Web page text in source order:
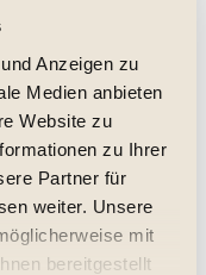
Anzeigen zu
Medien anbieten
Website zu
zu Ihrer
Partner für
weiter. Unsere
mit
bereitgestellt
2020
Warenkorb